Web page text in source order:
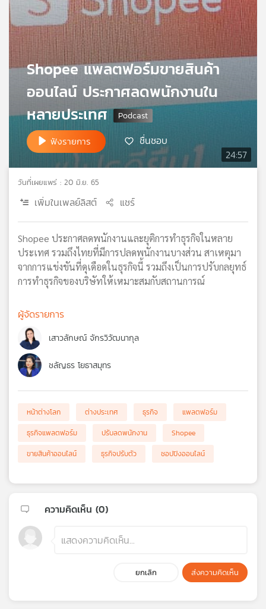
เกี่ยว
กับ
เรา
เครือ
ไทย
แผนที่
ข่าย
24:57
Shopee แพลตฟอร์มขายสินค้า
ออนไลน์ ประกาศลดพนักงานใน
หลายประเทศ
ฟังรายการ ชื่นชอบ
วันที่เผยแพร่ : 20 มิ.ย. 65
เพิ่มในเพลย์ลิสต์ แชร์
Shopee ประกาศลดพนักงานและยุติการทำธุรกิจในหลาย
ประเทศ รวมถึงไทยที่มีการปลดพนักงานบางส่วน สาเหตุมา
จากการแข่งขันที่ดุเดือดในธุรกิจนี้ รวมถึงเป็นการปรับกลยุทธ์
การทำธุรกิจของบริษัทให้เหมาะสมกับสถานการณ์
ผู้จัดรายการ
เสาวลักษณ์ จักรวิวัฒนากุล
ชลัญธร โยธาสมุทร
หน้าต่างโลก ต่างประเทศ ธุรกิจ
แพลตฟอร์ม
ธุรกิจแพลตฟอร์ม
ปรับลดพนักงาน
Shopee
ขายสินค้าออนไลน์
ธุรกิจปรับตัว ชอปปิงออนไลน์
ความคิดเห็น (0)
ยกเลิก ส่งความคิดเห็น